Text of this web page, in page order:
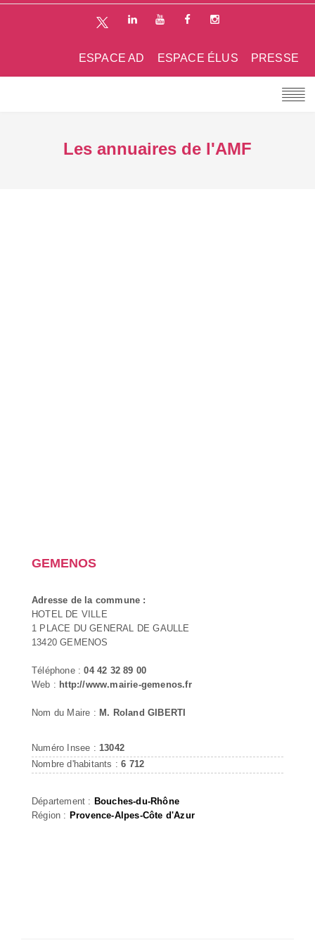
PRESSE
ESPACE ÉLUS
ESPACE AD
Les annuaires de l'AMF
GEMENOS
Adresse de la commune :
HOTEL DE VILLE
1 PLACE DU GENERAL DE GAULLE
13420 GEMENOS
Téléphone :04 42 32 89 00
Web : http://www.mairie-gemenos.fr
Nom du Maire : M. Roland GIBERTI
Numéro Insee : 13042
Nombre d'habitants :6 712
Département : Bouches-du-Rhône
Région : Provence-Alpes-Côte d'Azur